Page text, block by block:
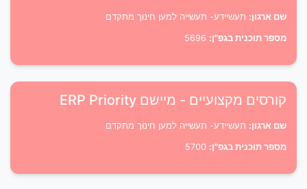
שם ארגון: תעשיידע- תעשייה למען חינוך מתקדם
מספר תוכנית בגפ"ן:
קורסים מקצועיים - מיישם ERP Priority
שם ארגון: תעשיידע- תעשייה למען חינוך מתקדם
מספר תוכנית בגפ"ן: